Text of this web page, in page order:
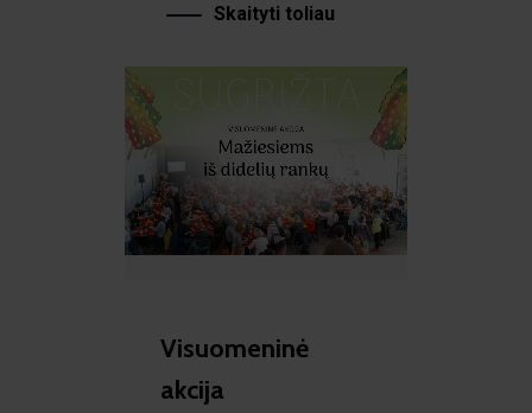
Skaityti toliau
Visuomeninė
akcija